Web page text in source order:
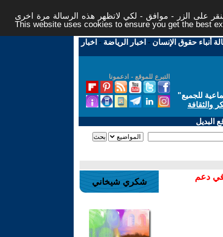
على الزر - موافق - لكي لاتظهر هذه الرسالة مرة اخرى -
This website uses cookies to ensure you get the best
أنباء حقوق الإنسان - اخبار الرياضة - اخبار
التبرع للموقع - ادعمونا
للجميع"
والثقافة
البديل
في دعم
شكري شيخاني